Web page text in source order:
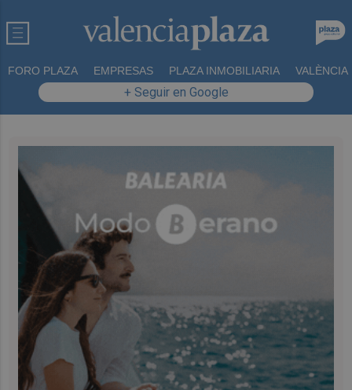
FORO PLAZA EMPRESAS PLAZA INMOBILIARIA VALÈNCIA
+ Seguir en Google